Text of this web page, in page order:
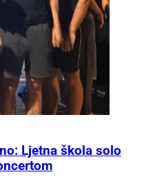
Ljetna škola solo